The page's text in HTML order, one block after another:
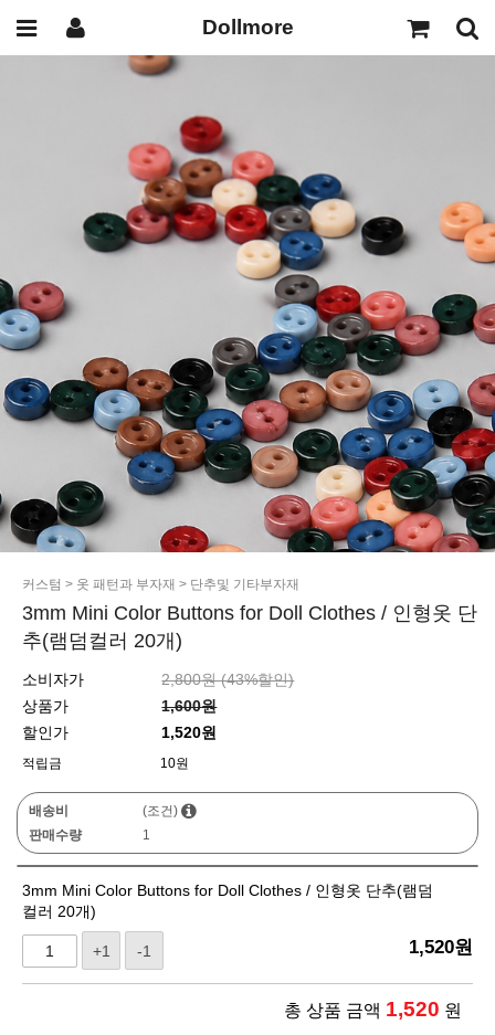
Dollmore
커스텀 > 옷 패턴과 부자재 > 단추및 기타부자재
3mm Mini Color Buttons for Doll Clothes / 인형옷 단
추(램덤컬러 20개)
소비자가 2,800원 (43%할인)
상품가
1,600원
할인가
1,520원
적립금 10원
배송비
(조건)
판매수량
1
3mm Mini Color Buttons for Doll Clothes / 인형옷 단추(램덤
컬러 20개)
+1 -1 1,520원
총 상품 금액 1,520 원